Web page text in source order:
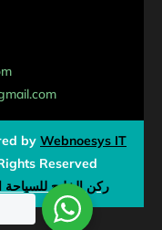
by Webnoesys IT
Reserved
ركن الخليج للسياحة